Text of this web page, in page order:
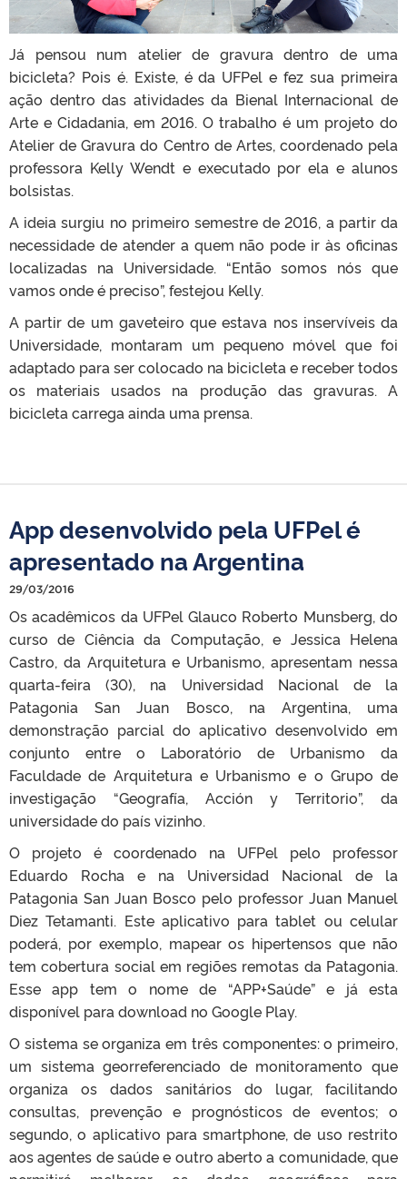
Já pensou num atelier de gravura dentro de uma
bicicleta? Pois é. Existe, é da UFPel e fez sua primeira
ação dentro das atividades da Bienal Internacional de
Arte e Cidadania, em 2016. O trabalho é um projeto do
Atelier de Gravura do Centro de Artes, coordenado pela
professora Kelly Wendt e executado por ela e alunos
bolsistas.
A ideia surgiu no primeiro semestre de 2016, a partir da
necessidade de atender a quem não pode ir às oficinas
localizadas na Universidade. “Então somos nós que
vamos onde é preciso”, festejou Kelly.
A partir de um gaveteiro que estava nos inservíveis da
Universidade, montaram um pequeno móvel que foi
adaptado para ser colocado na bicicleta e receber todos
os materiais usados na produção das gravuras. A
bicicleta carrega ainda uma prensa.
App desenvolvido pela UFPel é
apresentado na Argentina
29/03/2016
Os acadêmicos da UFPel Glauco Roberto Munsberg, do
curso de Ciência da Computação, e Jessica Helena
Castro, da Arquitetura e Urbanismo, apresentam nessa
quarta-feira (30), na Universidad Nacional de la
Patagonia San Juan Bosco, na Argentina, uma
demonstração parcial do aplicativo desenvolvido em
conjunto entre o Laboratório de Urbanismo da
Faculdade de Arquitetura e Urbanismo e o Grupo de
investigação “Geografía, Acción y Territorio”, da
universidade do país vizinho.
O projeto é coordenado na UFPel pelo professor
Eduardo Rocha e na Universidad Nacional de la
Patagonia San Juan Bosco pelo professor Juan Manuel
Diez Tetamanti. Este aplicativo para tablet ou celular
poderá, por exemplo, mapear os hipertensos que não
tem cobertura social em regiões remotas da Patagonia.
Esse app tem o nome de “APP+Saúde” e já esta
disponível para download no Google Play.
O sistema se organiza em três componentes: o primeiro,
um sistema georreferenciado de monitoramento que
organiza os dados sanitários do lugar, facilitando
consultas, prevenção e prognósticos de eventos; o
segundo, o aplicativo para smartphone, de uso restrito
aos agentes de saúde e outro aberto a comunidade, que